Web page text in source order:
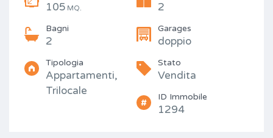
105 MQ. 2
Bagni
2
Garages
doppio
Tipologia
Appartamenti,
Trilocale
Stato
Vendita
ID Immobile
1294